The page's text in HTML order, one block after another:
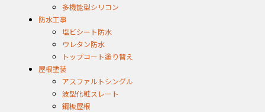
多機能型シリコン
防水工事
塩ビシート防水
ウレタン防水
トップコート塗り替え
屋根塗装
アスファルトシングル
波型化粧スレート
鋼板屋根